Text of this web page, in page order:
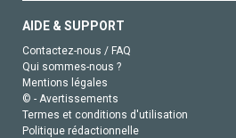
AIDE & SUPPORT
Contactez-nous / FAQ
Qui sommes-nous ?
Mentions légales
© - Avertissements
Termes et conditions d'utilisation
Politique rédactionnelle